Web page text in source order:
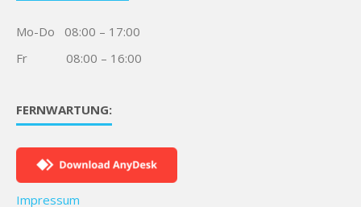
Mo-Do 08:00 – 17:00
Fr 08:00 – 16:00
FERNWARTUNG:
Impressum